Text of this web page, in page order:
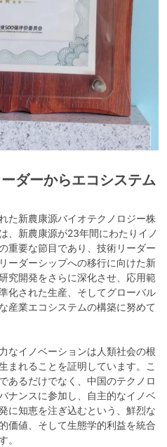
ダーからエコシステム
た新農康源バイオテクノロジー株
、新農康源が23年間にわたりイノ
重要な節目であり、技術リーダー
ーダーシップへの移行に向けた新
究開発をさらに深化させ、応用範
化された生産、そしてグローバル
産業エコシステムの構築に努めて
なイノベーションは人類社会の根
まれることを証明しています。こ
あるだけでなく、中国のテクノロ
ナンスに参加し、自主的なイノベ
に知恵を注ぎ込むという、鮮烈な
価値、そして生態学的利益を統合
。